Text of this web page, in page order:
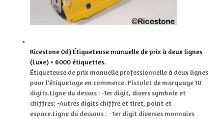
Ricestone 0d) Étiqueteuse manuelle de prix à deux lignes
(Luxe) + 6000 étiquettes.
Étiqueteuse de prix manuelle professionnelle à deux lignes
pour l'étiquetage en commerce. Pistolet de marquage 10
digits.Ligne du dessus : -1er digit, divers symbole et
chiffres; -Autres digits chiffre et tiret, point et
espace.Ligne du dessous : - 1er digit diverses monnaies